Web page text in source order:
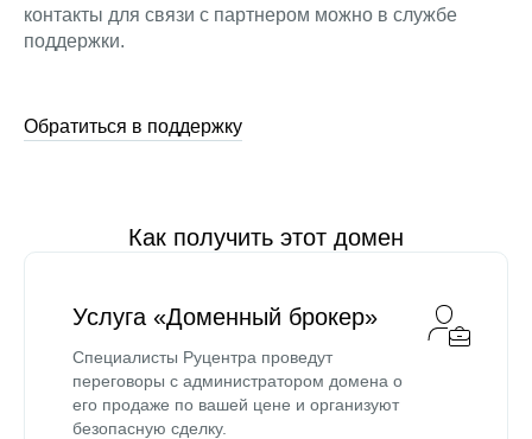
контакты для связи с партнером можно в службе
поддержки.
Обратиться в поддержку
Как получить этот домен
Услуга «Доменный брокер»
Специалисты Руцентра проведут
переговоры с администратором домена о
его продаже по вашей цене и организуют
безопасную сделку.